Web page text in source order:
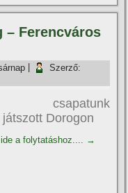
– Ferencváros
Szerző:
csapatunk
Dorogon
a folytatáshoz.... →